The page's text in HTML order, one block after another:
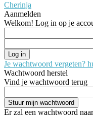
Cherinja
Aanmelden
Welkom! Log in op je
Je wachtwoord vergeten?
Wachtwoord herstel
Vind je wachtwoord terug
Er zal een wachtwoord